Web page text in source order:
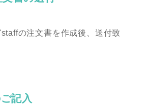
の注文書を作成後、送付致
記入